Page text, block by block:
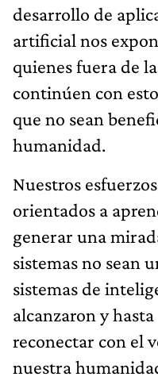
desarrollo de
artificial nos
quienes fuera de
continúen con
que no sean
humanidad.
Nuestros
orientados a
generar una
sistemas no sean
sistemas de
alcanzaron y
reconectar con el
nuestra